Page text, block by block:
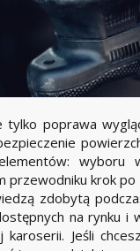
tylko poprawa
wyboru
przewodniku krok
zdobytą
na rynku i
karoserii. Jeśli